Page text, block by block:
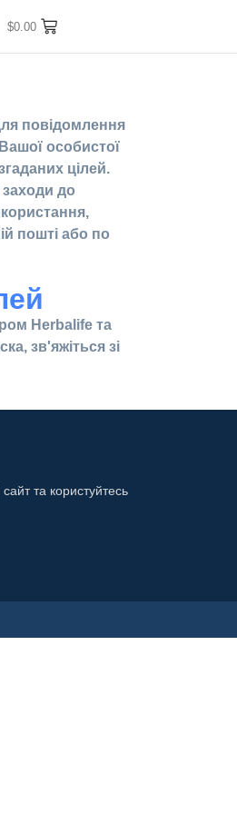
$0.00
повідомлення
особистої
цілей.
до
пошті або по
Herbalife та
зв'яжіться зі
та користуйтесь